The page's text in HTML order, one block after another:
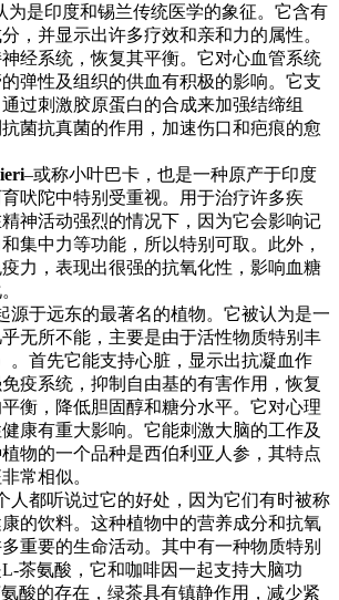
为是印度和锡兰传统医学的象征。它含有
，并显示出许多疗效和亲和力的属性。
经系统，恢复其平衡。它对心血管系统
弹性及组织的供血有积极的影响。它支
过刺激胶原蛋白的合成来加强结缔组
菌抗真菌的作用，加速伤口和疤痕的愈
–或称小叶巴卡，也是一种原产于印度
吠陀中特别受重视。用于治疗许多疾
神活动强烈的情况下，因为它会影响记
集中力等功能，所以特别可取。此外，
力，表现出很强的抗氧化性，影响血糖
源于远东的最著名的植物。它被认为是一
无所不能，主要是由于活性物质特别丰
。首先它能支持心脏，显示出抗凝血作
疫系统，抑制自由基的有害作用，恢复
衡，降低胆固醇和糖分水平。它对心理
康有重大影响。它能刺激大脑的工作及
物的一个品种是西伯利亚人参，其特点
常相似。
人都听说过它的好处，因为它们有时被称
的饮料。这种植物中的营养成分和抗氧
重要的生命活动。其中有一种物质特别
茶氨酸，它和咖啡因一起支持大脑功
酸的存在，绿茶具有镇静作用，减少紧